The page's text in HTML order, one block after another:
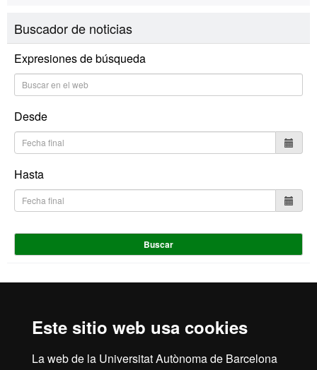
Este sitio web usa cookies
La web de la Universitat Autònoma de Barcelona
Buscador de noticias
Expresiones de búsqueda
Desde
Hasta
Buscar
Canal interno de información Protección de datos
Sobre la web